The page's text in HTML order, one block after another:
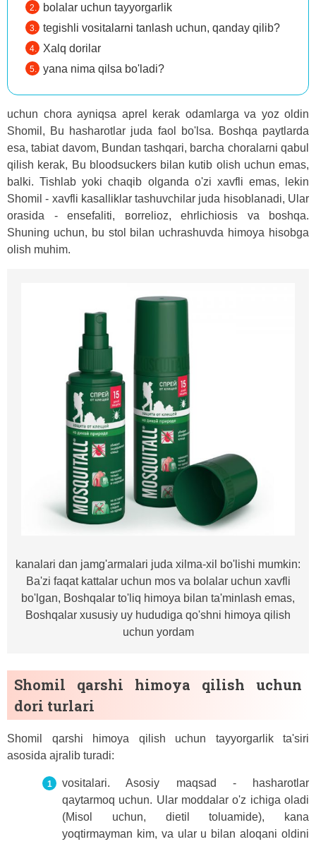
bolalar uchun tayyorgarlik
tegishli vositalarni tanlash uchun, qanday qilib?
Xalq dorilar
yana nima qilsa bo'ladi?
uchun chora ayniqsa aprel kerak odamlarga va yoz oldin
Shomil, Bu hasharotlar juda faol bo'lsa. Boshqa paytlarda
esa, tabiat davom, Bundan tashqari, barcha choralarni qabul
qilish kerak, Bu bloodsuckers bilan kutib olish uchun emas,
balki. Tishlab yoki chaqib olganda o'zi xavfli emas, lekin
Shomil - xavfli kasalliklar tashuvchilar juda hisoblanadi, Ular
orasida - ensefaliti, ʙorrelioz, ehrlichiosis va boshqa.
Shuning uchun, bu stol bilan uchrashuvda himoya hisobga
olish muhim.
kanalari dan jamg'armalari juda xilma-xil bo'lishi mumkin:
Ba'zi faqat kattalar uchun mos va bolalar uchun xavfli
bo'lgan, Boshqalar to'liq himoya bilan ta'minlash emas,
Boshqalar xususiy uy hududiga qo'shni himoya qilish
uchun yordam
Shomil qarshi himoya qilish uchun
dori turlari
Shomil qarshi himoya qilish uchun tayyorgarlik ta'siri
asosida ajralib turadi:
vositalari. Asosiy maqsad - hasharotlar
qaytarmoq uchun. Ular moddalar o'z ichiga oladi
(Misol uchun, dietil toluamide), kana
yoqtirmayman kim, va ular u bilan aloqani oldini